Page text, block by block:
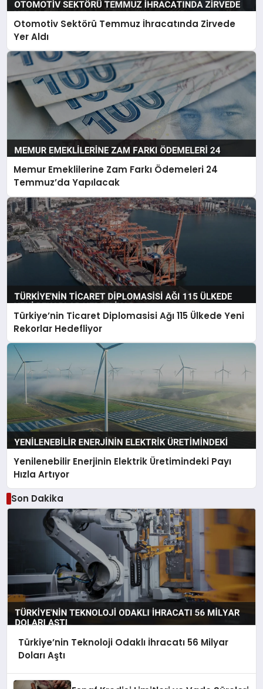
Otomotiv Sektörü Temmuz İhracatında Zirvede
Yer Aldı
Memur Emeklilerine Zam Farkı Ödemeleri 24
Temmuz’da Yapılacak
Türkiye’nin Ticaret Diplomasisi Ağı 115 Ülkede Yeni
Rekorlar Hedefliyor
Yenilenebilir Enerjinin Elektrik Üretimindeki Payı
Hızla Artıyor
Son Dakika
Türkiye’nin Teknoloji Odaklı İhracatı 56 Milyar
Doları Aştı